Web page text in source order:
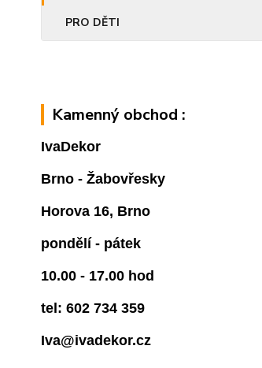
PRO DĚTI
Kamenný obchod :
IvaDekor
Brno - Žabovřesky
Horova 16, Brno
pondělí - pátek
10.00 - 17.00 hod
tel: 602 734 359
Iva@ivadekor.cz